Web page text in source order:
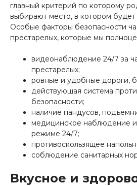
главный критерий по которому
выбирают место, в котором
Особые факторы безопасности
престарелых, которые мы
видеонаблюдение 24/7 за
престарелых;
ровные и удобные дороги,
действующая система
безопасности;
наличие пандусов,
медицинское наблюдение
режиме 24/7;
противоскользящее
соблюдение санитарных
Вкусное и